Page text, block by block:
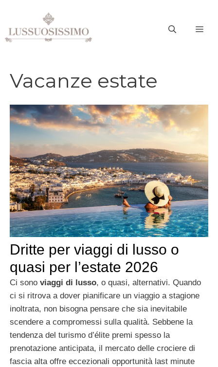
contenuto
Vacanze estate
Dritte per viaggi di lusso o
quasi per l’estate 2026
Ci sono viaggi di lusso, o quasi, alternativi. Quando
ci si ritrova a dover pianificare un viaggio a stagione
inoltrata, non bisogna pensare che sia inevitabile
scendere a compromessi sulla qualità. Sebbene la
tendenza del turismo d’élite premi spesso la
prenotazione anticipata, il mercato delle crociere di
fascia alta offre eccezionali opportunità last minute